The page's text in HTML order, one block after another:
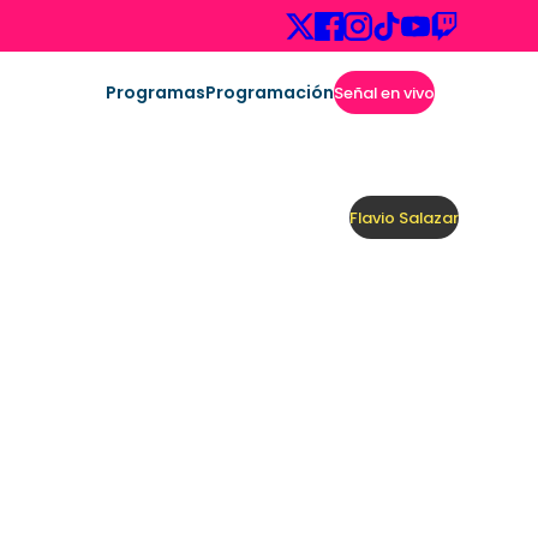
ProgramasProgramaciónSeñal en vivo
Flavio Salazar